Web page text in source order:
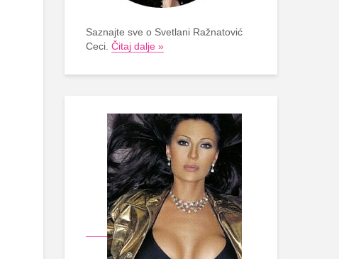
Saznajte sve o Svetlani Ražnatović
Ceci. Čitaj dalje »